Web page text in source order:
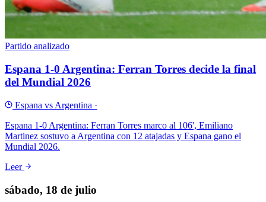
Partido analizado
Espana 1-0 Argentina: Ferran Torres decide la final
del Mundial 2026
Espana vs Argentina ·
Espana 1-0 Argentina: Ferran Torres marco al 106', Emiliano
Martinez sostuvo a Argentina con 12 atajadas y Espana gano el
Mundial 2026.
Leer
sábado, 18 de julio